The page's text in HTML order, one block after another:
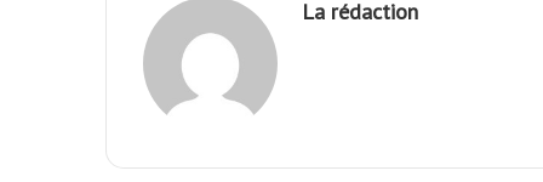
La rédaction